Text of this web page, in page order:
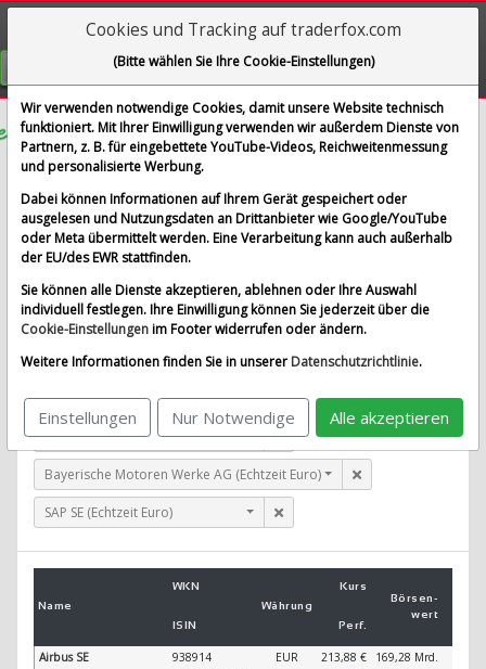
Visualizations
GRATIS REGISTRIEREN
Immersion Corp.
im Vergleich mit Airbus SE, Allianz SE, Bayerische
Motoren Werke AG und 1 weitere Aktie
Alle Aktien entfernen
Standard-Vergleich
Immersion Corp. (Echtzeit USD)
Airbus SE (Echtzeit Euro)
Allianz SE (Echtzeit Euro)
Bayerische Motoren Werke AG (Echtzeit Euro)
SAP SE (Echtzeit Euro)
Name
WKN
Währung
Kurs
Börsen­
wert
ISIN
Perf.
Airbus SE 938914 EUR 213,88 € 169,28 Mrd.
Cookies und Tracking auf traderfox.com
(Bitte wählen Sie Ihre Cookie-Einstellungen)
Wir verwenden notwendige Cookies, damit unsere Website technisch
funktioniert. Mit Ihrer Einwilligung verwenden wir außerdem Dienste von
Partnern, z. B. für eingebettete YouTube-Videos, Reichweitenmessung
und personalisierte Werbung.
Dabei können Informationen auf Ihrem Gerät gespeichert oder
ausgelesen und Nutzungsdaten an Drittanbieter wie Google/YouTube
oder Meta übermittelt werden. Eine Verarbeitung kann auch außerhalb
der EU/des EWR stattfinden.
Sie können alle Dienste akzeptieren, ablehnen oder Ihre Auswahl
individuell festlegen. Ihre Einwilligung können Sie jederzeit über die
Cookie-Einstellungenim Footer widerrufen oder ändern.
Weitere Informationen finden Sie in unserer Datenschutzrichtlinie.
Einstellungen Nur Notwendige Alle akzeptieren